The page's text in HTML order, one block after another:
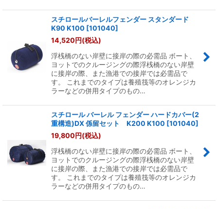
スチロールバーレルフェンダー スタンダード
K90 K100 [101040]
14,520円(税込)
浮桟橋のない岸壁に接岸の際の必需品 ボート、
ヨットでのクルージングの際浮桟橋のない岸壁
に接岸の際、また漁港での接岸では必需品で
す。 これまでのタイプは養殖筏等のオレンジカ
ラーなどの併用タイプのもの…
スチロール バーレル フェンダー ハードカバー(2
重構造)DX 係留セット K200 K100 [101040]
19,800円(税込)
浮桟橋のない岸壁に接岸の際の必需品 ボート、
ヨットでのクルージングの際浮桟橋のない岸壁
に接岸の際、また漁港での接岸では必需品で
す。 これまでのタイプは養殖筏等のオレンジカ
ラーなどの併用タイプのもの…